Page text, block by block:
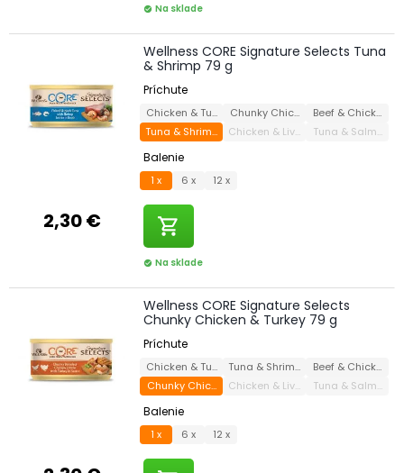
check_circle Na sklade
2,30 €
Wellness CORE Signature Selects Tuna
& Shrimp 79 g
Príchute
Chicken & TurkeyChunky Chicken & Turkey
Beef & Chicken
Tuna & Shrimp
Chicken & Liver Tuna & Salmon
Balenie
1 x 6 x 12 x
shopping_cart
check_circle Na sklade
Wellness CORE Signature Selects
Chunky Chicken & Turkey 79 g
Príchute
Chicken & TurkeyTuna & Shrimp
Beef & Chicken
Chunky Chicken & Turkey
Chicken & Liver Tuna & Salmon
Balenie
1 x 6 x 12 x